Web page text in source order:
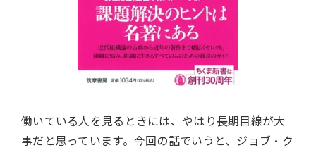
働いている人を見るときには、やはり長期目線が大
事だと思っています。今回の話でいうと、ジョブ・ク